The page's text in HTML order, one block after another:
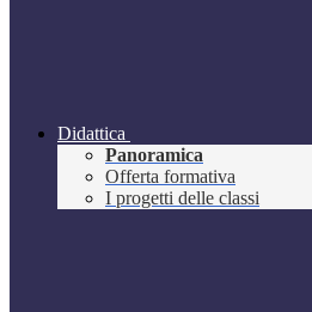
Didattica
Panoramica
Offerta formativa
I progetti delle classi